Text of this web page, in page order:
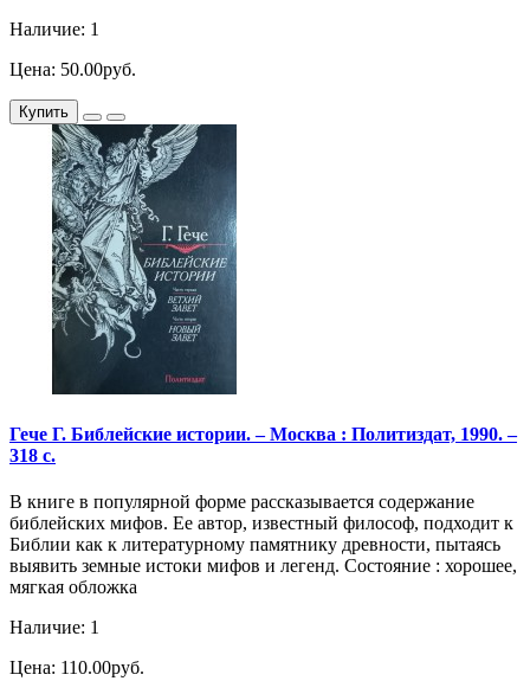
Наличие: 1
Цена: 50.00руб.
Купить
Гече Г. Библейские истории. – Москва : Политиздат, 1990. –
318 с.
В книге в популярной форме рассказывается содержание
библейских мифов. Ее автор, известный философ, подходит к
Библии как к литературному памятнику древности, пытаясь
выявить земные истоки мифов и легенд. Состояние : хорошее,
мягкая обложка
Наличие: 1
Цена: 110.00руб.